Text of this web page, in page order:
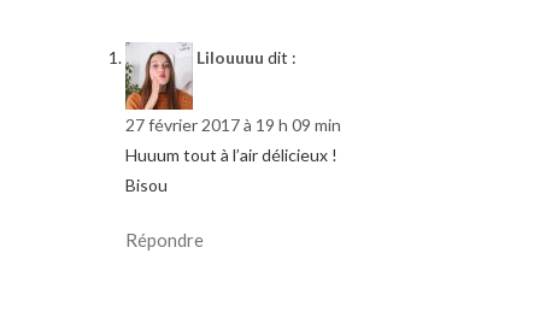
Lilouuuu dit :
27 février 2017 à 19 h 09 min
Huuum tout à l’air délicieux !
Bisou
Répondre